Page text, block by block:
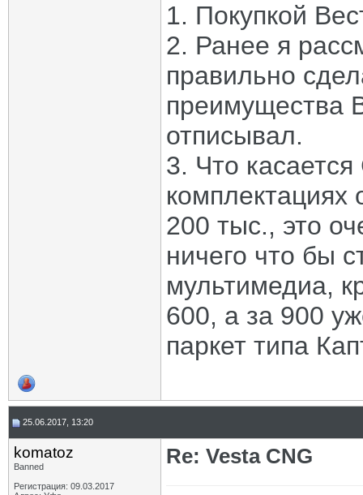
1. Покупкой
2. Ранее я
правильно
преимущества
отписывал.
3. Что
200 тыс., это
ничего что бы
мультимедиа,
600, а за 900
паркет типа
25.06.2017, 13:20
komatoz
Banned
Регистрация: 09.03.2017
Re: Vesta CNG